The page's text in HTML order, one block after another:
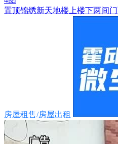
置顶锦绣新天地楼上楼下两间
房屋租售/房屋出租